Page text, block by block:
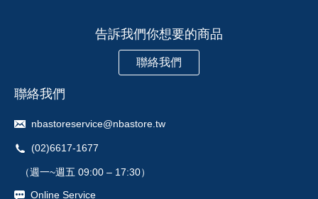
告訴我們你想要的商品
聯絡我們
聯絡我們
nbastoreservice@nbastore.tw
(02)6617-1677
（週一~週五 09:00 – 17:30）
Online Service